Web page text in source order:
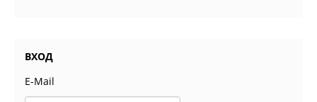
ВХОД
E-Mail